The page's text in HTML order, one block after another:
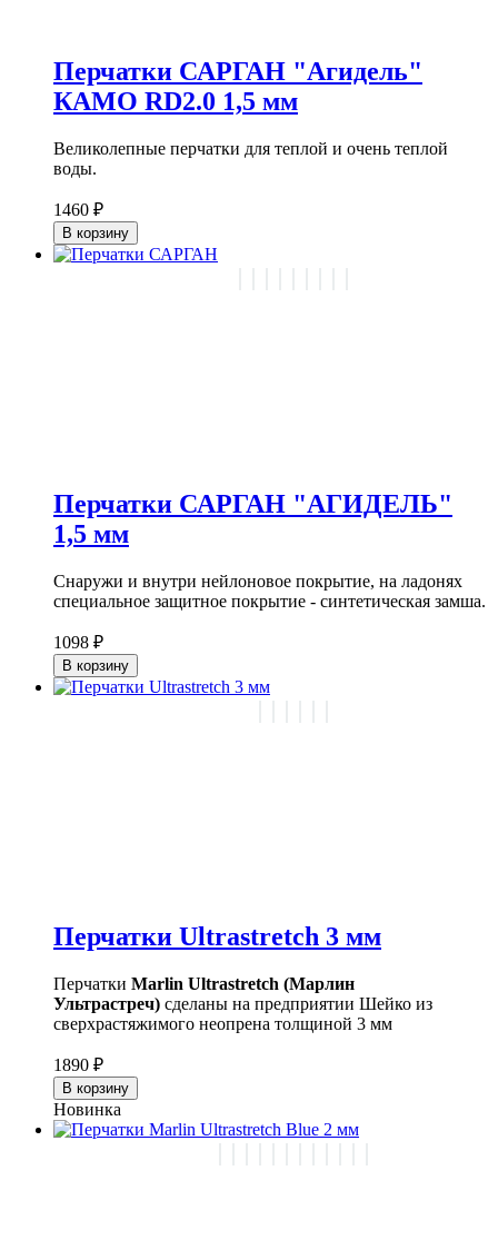
Перчатки САРГАН "Агидель"
КАМО RD2.0 1,5 мм
Великолепные перчатки для теплой и очень теплой
воды.
1460 ₽
В корзину
Перчатки САРГАН "АГИДЕЛЬ"
1,5 мм
Снаружи и внутри нейлоновое покрытие, на ладонях
специальное защитное покрытие - синтетическая замша.
1098 ₽
В корзину
Перчатки Ultrastretch 3 мм
Перчатки Marlin Ultrastretch (Марлин
Ультрастреч) сделаны на предприятии Шейко из
сверхрастяжимого неопрена толщиной 3 мм
1890 ₽
В корзину
Новинка